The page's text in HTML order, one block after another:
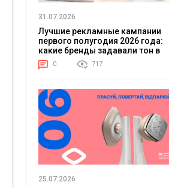
31.07.2026
Лучшие рекламные кампании
первого полугодия 2026 года:
какие бренды задавали тон в
отрасли
0 717
25.07.2026